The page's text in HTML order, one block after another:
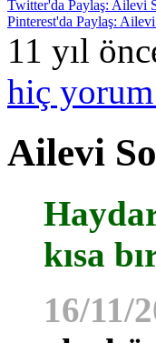
Twitter'da Paylaş: Ailevi
Pinterest'da Paylaş:
11 yıl
hiç yorum
Ailevi
kısa
16/11/